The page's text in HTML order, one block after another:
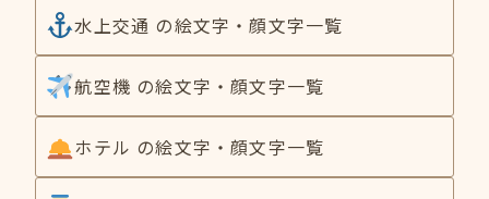
水上交通 の絵文字・顔文字一覧
航空機 の絵文字・顔文字一覧
ホテル の絵文字・顔文字一覧